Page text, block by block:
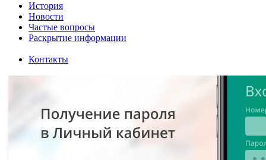
История
Новости
Частые вопросы
Раскрытие информации
Контакты